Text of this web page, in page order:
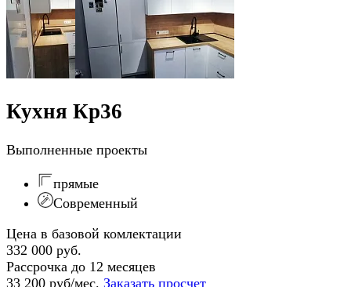
Кухня Кр36
Выполненные проекты
прямые
Современный
Цена в базовой комлектации
332 000 руб.
Рассрочка до 12 месяцев
33 200 руб/мес. Заказать просчет